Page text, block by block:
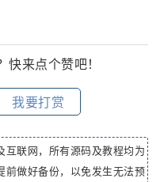
来点个赞吧！
我要打赏
互联网，所有源码及教程均为
前做好备份，以免发生无法预